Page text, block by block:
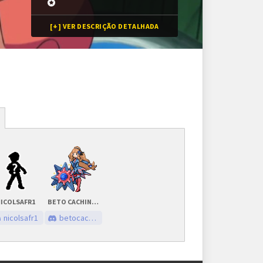
[+] VER DESCRIÇÃO DETALHADA
8 vagas
Inscrições encerradas
nicolsafr1
BETO CACHINHOS
betocachinhos.